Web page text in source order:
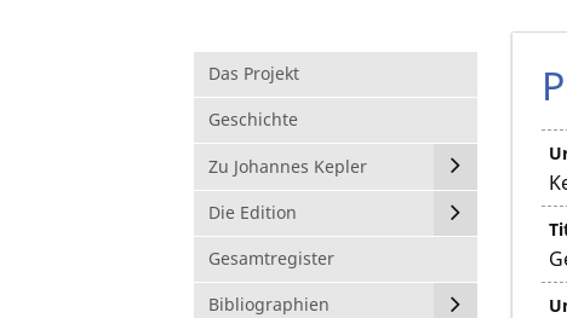
Das Projekt
Geschichte
Zu Johannes Kepler
Die Edition
Gesamtregister
Bibliographien